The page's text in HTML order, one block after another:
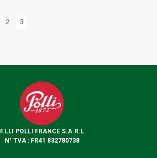
2 3
F.LLI POLLI FRANCE S.A.R.L
N° TVA : FR41 832780738